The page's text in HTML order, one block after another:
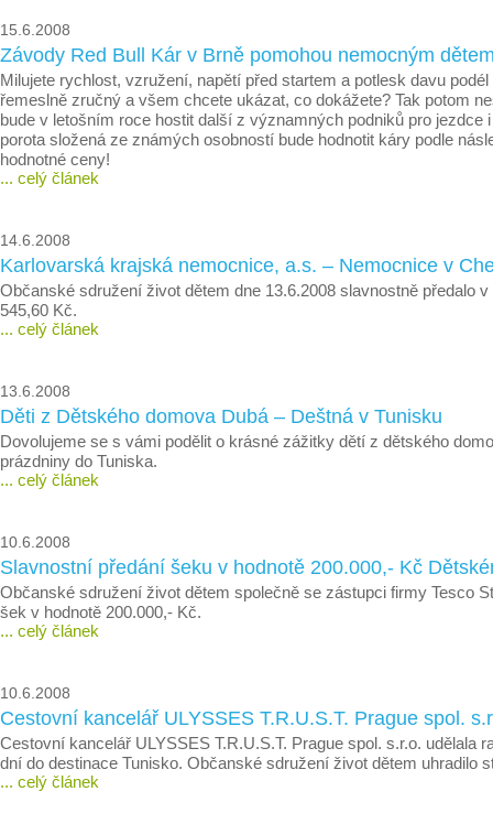
15.6.2008
Závody Red Bull Kár v Brně pomohou nemocným
Milujete rychlost, vzružení, napětí před startem a potlesk davu
řemeslně zručný a všem chcete ukázat, co dokážete? Tak potom
bude v letošním roce hostit další z významných podniků pro
porota složená ze známých osobností bude hodnotit káry podle
hodnotné ceny!
... celý článek
14.6.2008
Karlovarská krajská nemocnice, a.s. – Nemocnice v
Občanské sdružení život dětem dne 13.6.2008 slavnostně předalo
545,60 Kč.
... celý článek
13.6.2008
Děti z Dětského domova Dubá – Deštná v Tunisku
Dovolujeme se s vámi podělit o krásné zážitky dětí z dětského
prázdniny do Tuniska.
... celý článek
10.6.2008
Slavnostní předání šeku v hodnotě 200.000,- Kč
Občanské sdružení život dětem společně se zástupci firmy Tesco
šek v hodnotě 200.000,- Kč.
... celý článek
10.6.2008
Cestovní kancelář ULYSSES T.R.U.S.T. Prague spol.
Cestovní kancelář ULYSSES T.R.U.S.T. Prague spol. s.r.o.
dní do destinace Tunisko. Občanské sdružení život dětem uhradilo
... celý článek